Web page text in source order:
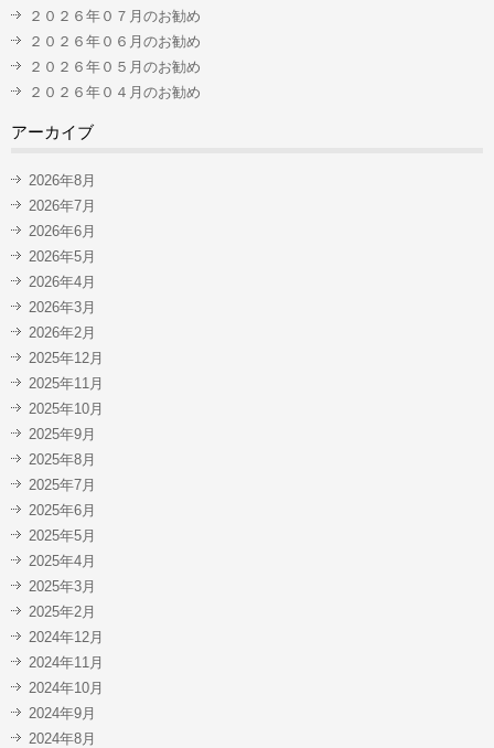
２０２６年０７月のお勧め
２０２６年０６月のお勧め
２０２６年０５月のお勧め
２０２６年０４月のお勧め
アーカイブ
2026年8月
2026年7月
2026年6月
2026年5月
2026年4月
2026年3月
2026年2月
2025年12月
2025年11月
2025年10月
2025年9月
2025年8月
2025年7月
2025年6月
2025年5月
2025年4月
2025年3月
2025年2月
2024年12月
2024年11月
2024年10月
2024年9月
2024年8月